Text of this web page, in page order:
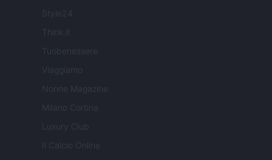
Style24
Think.it
Tuobenessere
Viaggiamo
Nonne Magazine
Milano Cortina
Luxury Club
Il Calcio Online